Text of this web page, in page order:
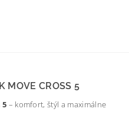
MOVE CROSS 5
5 – komfort, štýl a maximálne